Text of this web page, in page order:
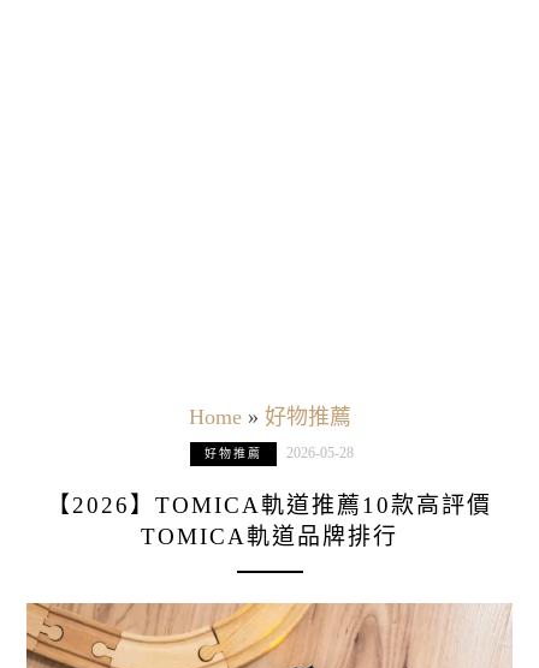
Home» 好物推薦
好物推薦 2026-05-28
【2026】TOMICA軌道推薦10款高評價
TOMICA軌道品牌排行